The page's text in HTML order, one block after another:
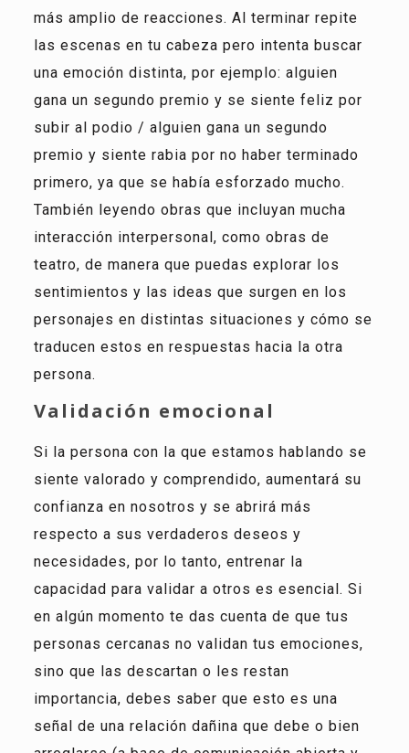
más amplio de reacciones. Al terminar repite
las escenas en tu cabeza pero intenta buscar
una emoción distinta, por ejemplo: alguien
gana un segundo premio y se siente feliz por
subir al podio / alguien gana un segundo
premio y siente rabia por no haber terminado
primero, ya que se había esforzado mucho.
También leyendo obras que incluyan mucha
interacción interpersonal, como obras de
teatro, de manera que puedas explorar los
sentimientos y las ideas que surgen en los
personajes en distintas situaciones y cómo se
traducen estos en respuestas hacia la otra
persona.
Validación emocional
Si la persona con la que estamos hablando se
siente valorado y comprendido, aumentará su
confianza en nosotros y se abrirá más
respecto a sus verdaderos deseos y
necesidades, por lo tanto, entrenar la
capacidad para validar a otros es esencial. Si
en algún momento te das cuenta de que tus
personas cercanas no validan tus emociones,
sino que las descartan o les restan
importancia, debes saber que esto es una
señal de una relación dañina que debe o bien